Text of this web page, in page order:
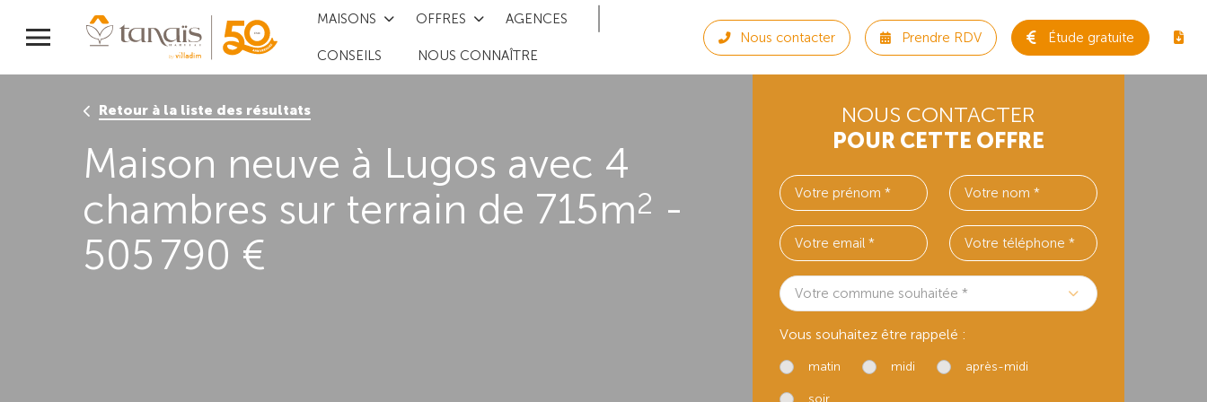
MAISONS OFFRES AGENCES
CONSEILS NOUS CONNAÎTRE
Nous contacter Prendre RDV Étude gratuite
Retour à la liste des résultats
Maison neuve à Lugos avec 4
chambres sur terrain de 715m2 -
505 790 €
NOUS CONTACTER
POUR CETTE OFFRE
Votre commune souhaitée *
Vous souhaitez être rappelé :
matin midi après-midi